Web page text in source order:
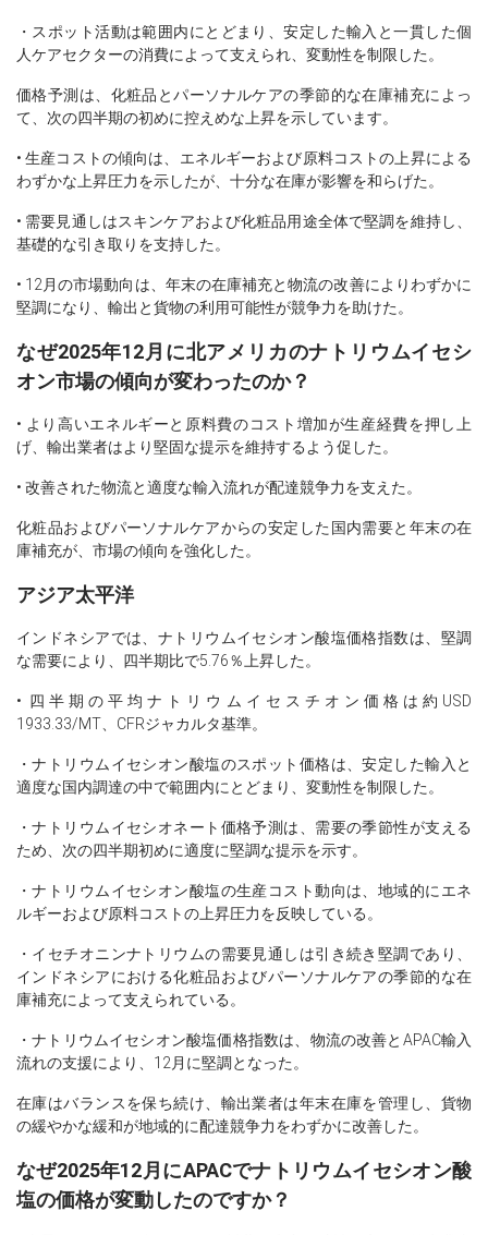
・スポット活動は範囲内にとどまり、安定した輸入と一貫した個
人ケアセクターの消費によって支えられ、変動性を制限した。
価格予測は、化粧品とパーソナルケアの季節的な在庫補充によっ
て、次の四半期の初めに控えめな上昇を示しています。
• 生産コストの傾向は、エネルギーおよび原料コストの上昇による
わずかな上昇圧力を示したが、十分な在庫が影響を和らげた。
• 需要見通しはスキンケアおよび化粧品用途全体で堅調を維持し、
基礎的な引き取りを支持した。
• 12月の市場動向は、年末の在庫補充と物流の改善によりわずかに
堅調になり、輸出と貨物の利用可能性が競争力を助けた。
なぜ2025年12月に北アメリカのナトリウムイセシ
オン市場の傾向が変わったのか？
• より高いエネルギーと原料費のコスト増加が生産経費を押し上
げ、輸出業者はより堅固な提示を維持するよう促した。
• 改善された物流と適度な輸入流れが配達競争力を支えた。
化粧品およびパーソナルケアからの安定した国内需要と年末の在
庫補充が、市場の傾向を強化した。
アジア太平洋
インドネシアでは、ナトリウムイセシオン酸塩価格指数は、堅調
な需要により、四半期比で5.76％上昇した。
• 四半期の平均ナトリウムイセスチオン価格は約USD
1933.33/MT、CFRジャカルタ基準。
・ナトリウムイセシオン酸塩のスポット価格は、安定した輸入と
適度な国内調達の中で範囲内にとどまり、変動性を制限した。
・ナトリウムイセシオネート価格予測は、需要の季節性が支える
ため、次の四半期初めに適度に堅調な提示を示す。
・ナトリウムイセシオン酸塩の生産コスト動向は、地域的にエネ
ルギーおよび原料コストの上昇圧力を反映している。
・イセチオニンナトリウムの需要見通しは引き続き堅調であり、
インドネシアにおける化粧品およびパーソナルケアの季節的な在
庫補充によって支えられている。
・ナトリウムイセシオン酸塩価格指数は、物流の改善とAPAC輸入
流れの支援により、12月に堅調となった。
在庫はバランスを保ち続け、輸出業者は年末在庫を管理し、貨物
の緩やかな緩和が地域的に配達競争力をわずかに改善した。
なぜ2025年12月にAPACでナトリウムイセシオン酸
塩の価格が変動したのですか？